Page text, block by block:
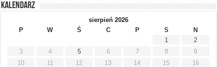
Kalendarz
sierpień 2026
P
W Ś C P S
N
1
2
3
4 5 6 7 8
9
10
11 12 13 14 15
16